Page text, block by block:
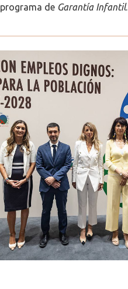
de Garantía Infantil.